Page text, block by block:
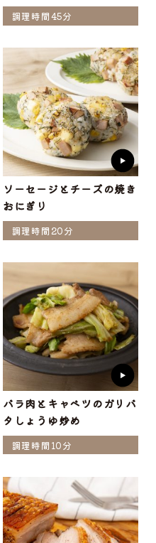
調理時間45分
ソーセージとチーズの焼き
おにぎり
調理時間20分
バラ肉とキャベツのガリバ
タしょうゆ炒め
調理時間10分